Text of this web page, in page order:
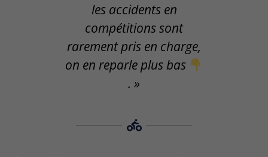
les accidents en
compétitions sont
rarement pris en charge,
on en reparle plus bas
. »